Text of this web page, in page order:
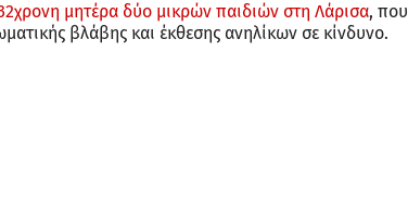
μητέρα δύο μικρών παιδιών στη Λάρισα, που
βλάβης και έκθεσης ανηλίκων σε κίνδυνο.